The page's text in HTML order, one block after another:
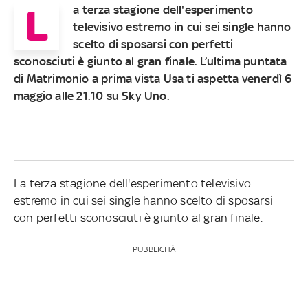
L
a terza stagione dell'esperimento
televisivo estremo in cui sei single hanno
scelto di sposarsi con perfetti
sconosciuti è giunto al gran finale. L’ultima puntata
di Matrimonio a prima vista Usa ti aspetta venerdì 6
maggio alle 21.10 su Sky Uno.
La terza stagione dell'esperimento televisivo
estremo in cui sei single hanno scelto di sposarsi
con perfetti sconosciuti è giunto al gran finale.
PUBBLICITÀ